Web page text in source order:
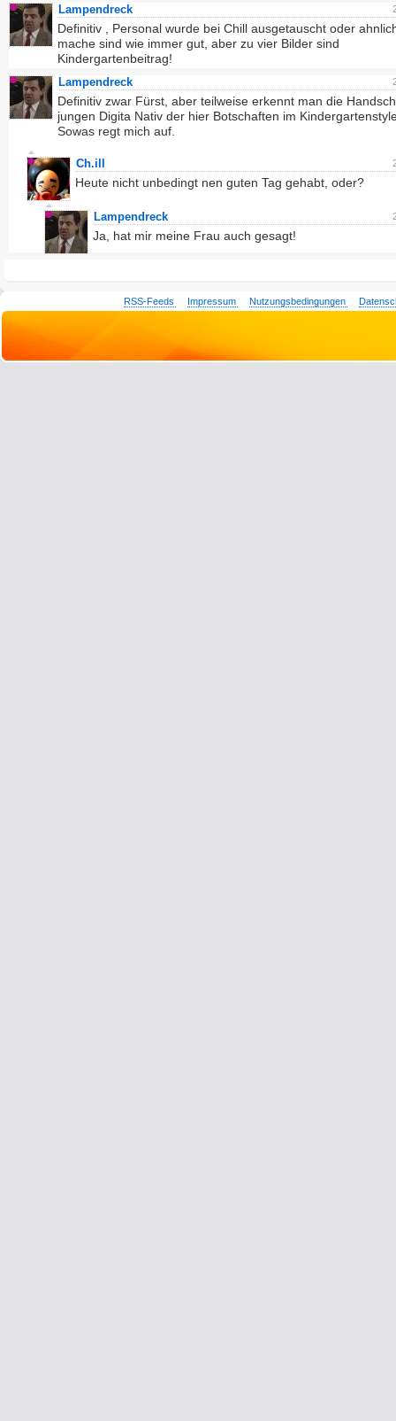
Lampendreck
Definitiv , Personal wurde bei Chill ausgetauscht oder
mache sind wie immer gut, aber zu vier Bilder sind
Kindergartenbeitrag!
Lampendreck
Definitiv zwar Fürst, aber teilweise erkennt man die
jungen Digita Nativ der hier Botschaften im
Sowas regt mich auf.
Ch.ill
Heute nicht unbedingt nen guten Tag gehabt, oder?
Lampendreck
Ja, hat mir meine Frau auch gesagt!
RSS-Feeds Impressum Nutzungsbedingungen